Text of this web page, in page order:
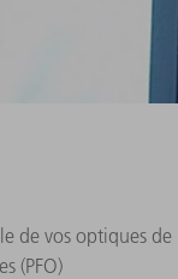
de vos optiques de
(PFO)